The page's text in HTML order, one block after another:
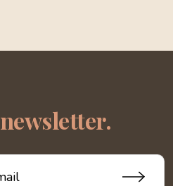
newsletter.